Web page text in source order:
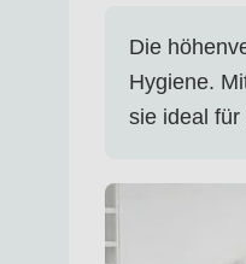
Die
Hygiene.
sie ideal für